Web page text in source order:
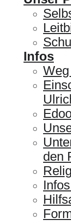
Infos
den